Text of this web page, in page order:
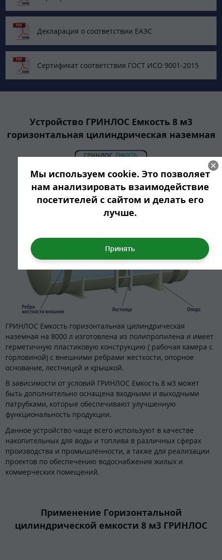
Декларация о соответствии ЕАЭС
Сертификат соответствия ГОСТ ИСО 9001-2015
Устройство ГРИНЛОС Емкость 8 м3
горизонтальная цилиндрическая наземная
ГРИНЛОС Емкость горизонтальная цилиндрическая
наземная на 8000 л изготовлена из полипропилена и имеет
герметичную пластиковую конструкцию ( рабочая камера с
горловиной) с внешними ребрами жесткости, опорное
основание, лестницей и крышкой.
В зависимости от условий ГРИНЛОС Емкость 8 м3 может
быть дополнительно оснащена входными и выходными
патрубками, которые обеспечивают улучшенную
функциональность продукции.
Данное устройство чаще всего используют в качестве
накопительных для воды и топлива в различных сферах
производства и промышленности, а также для реализации
проектов по обеспечению водоснабжения жилых и
коммерческих помещений.
Применение Горизонтальной
цилиндрической емкости 8 м3 ГРИНЛОС
Мы используем cookie. Это позволяет
нам анализировать взаимодействие
посетителей с сайтом и делать его
лучше.